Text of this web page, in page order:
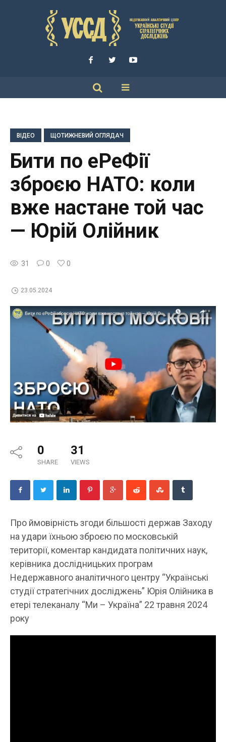
ВІДЕО ЩОТИЖНЕВИЙ ОГЛЯДАЧ
Бити по еРеФії
зброєю НАТО: коли
вже настане той час
— Юрій Олійник
31 0 0
23.05.2024
0
SHARE
31
VIEWS
Про ймовірність згоди більшості держав Заходу
на удари їхньою зброєю по московській
території, коментар кандидата політичних наук,
керівника дослідницьких програм
Недержавного аналітичного центру “Українські
студії стратегічних досліджень” Юрія Олійника в
етері телеканалу “Ми – Україна” 22 травня 2024
року